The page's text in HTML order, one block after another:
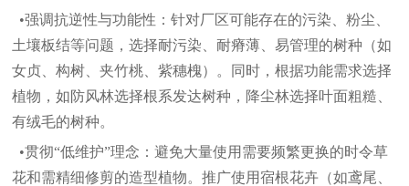
•强调抗逆性与功能性：针对厂区可能存在的污染、粉尘、
土壤板结等问题，选择耐污染、耐瘠薄、易管理的树种（如
女贞、构树、夹竹桃、紫穗槐）。同时，根据功能需求选择
植物，如防风林选择根系发达树种，降尘林选择叶面粗糙、
有绒毛的树种。
•贯彻“低维护”理念：避免大量使用需要频繁更换的时令草
花和需精细修剪的造型植物。推广使用宿根花卉（如鸢尾、